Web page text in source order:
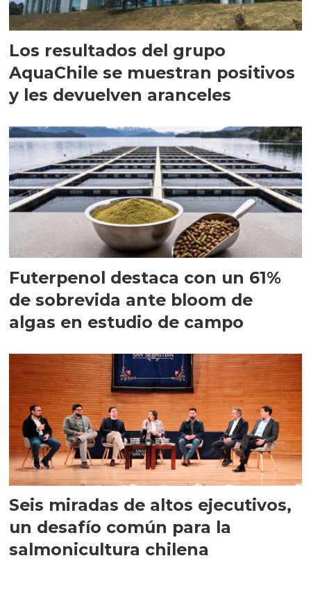
Los resultados del grupo
AquaChile se muestran positivos
y les devuelven aranceles
Futerpenol destaca con un 61%
de sobrevida ante bloom de
algas en estudio de campo
Seis miradas de altos ejecutivos,
un desafío común para la
salmonicultura chilena